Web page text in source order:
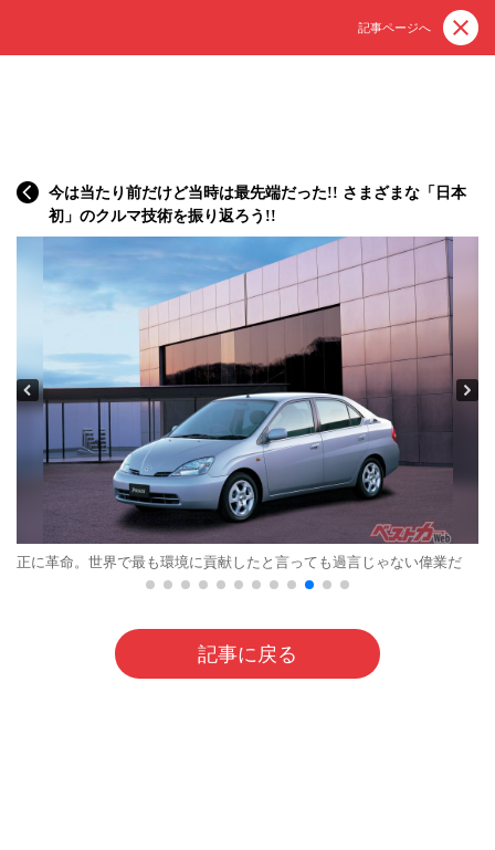
記事ページへ
今は当たり前だけど当時は最先端だった!! さまざまな「日本
初」のクルマ技術を振り返ろう!!
正に革命。世界で最も環境に貢献したと言っても過言じゃない偉業だ
記事に戻る